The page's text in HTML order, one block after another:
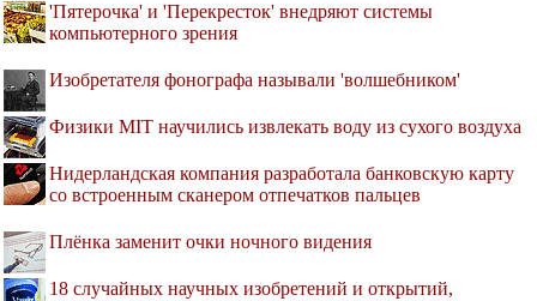
'Пятерочка' и 'Перекресток' внедряют системы
компьютерного зрения
Изобретателя фонографа называли 'волшебником'
Физики MIT научились извлекать воду из сухого воздуха
Нидерландская компания разработала банковскую карту
со встроенным сканером отпечатков пальцев
Плёнка заменит очки ночного видения
18 случайных научных изобретений и открытий,